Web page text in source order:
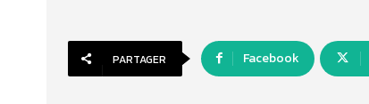
PARTAGER Facebook